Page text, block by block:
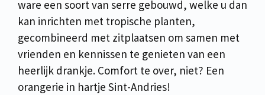
ware een soort van serre gebouwd, welke u dan
kan inrichten met tropische planten,
gecombineerd met zitplaatsen om samen met
vrienden en kennissen te genieten van een
heerlijk drankje. Comfort te over, niet? Een
orangerie in hartje Sint-Andries!